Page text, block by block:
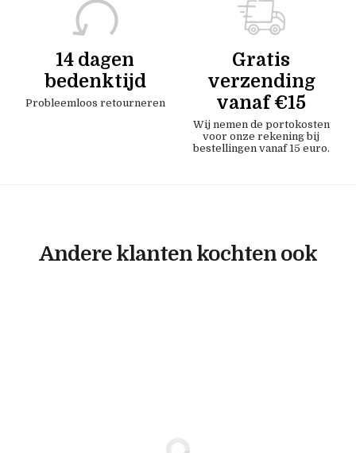
14 dagen
bedenktijd
Probleemloos retourneren
Gratis
verzending
vanaf €15
Wij nemen de portokosten
voor onze rekening bij
bestellingen vanaf 15 euro.
Andere klanten kochten ook